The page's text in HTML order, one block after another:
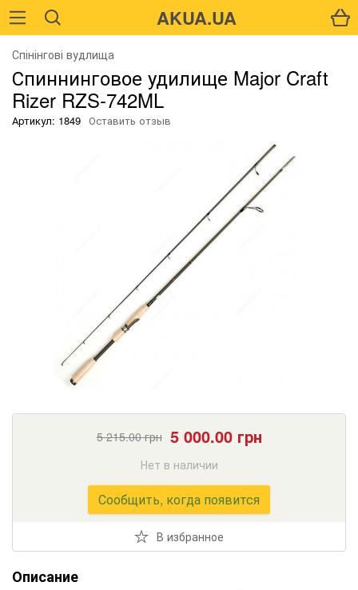
AKUA.UA
Спінінгові вудлища
Спиннинговое удилище Major Craft
Rizer RZS-742ML
Артикул: 1849 Оставить отзыв
5 215.00грн 5 000.00грн
Нет в наличии
Сообщить, когда появится
В избранное
Описание